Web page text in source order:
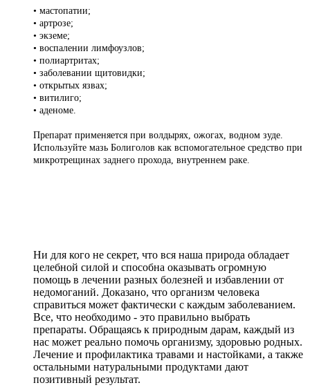
• мастопатии;
• артрозе;
• экземе;
• воспалении лимфоузлов;
• полиартритах;
• заболевании щитовидки;
• открытых язвах;
• витилиго;
• аденоме.
Препарат применяется при волдырях, ожогах, водном зуде.
Используйте мазь Болиголов как вспомогательное средство при
микротрещинах заднего прохода, внутреннем раке.
Ни для кого не секрет, что вся наша природа обладает
целебной силой и способна оказывать огромную
помощь в лечении разных болезней и избавлении от
недомоганий. Доказано, что организм человека
справиться может фактически с каждым заболеванием.
Все, что необходимо - это правильно выбрать
препараты. Обращаясь к природным дарам, каждый из
нас может реально помочь организму, здоровью родных.
Лечение и профилактика травами и настойками, а также
остальными натуральными продуктами дают
позитивный результат.